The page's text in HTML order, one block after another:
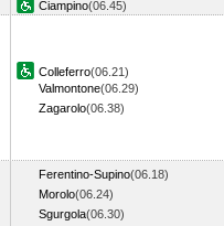
Ciampino(06.45)
Colleferro(06.21)
Valmontone(06.29)
Zagarolo(06.38)
Ferentino-Supino(06.18)
Morolo(06.24)
Sgurgola(06.30)